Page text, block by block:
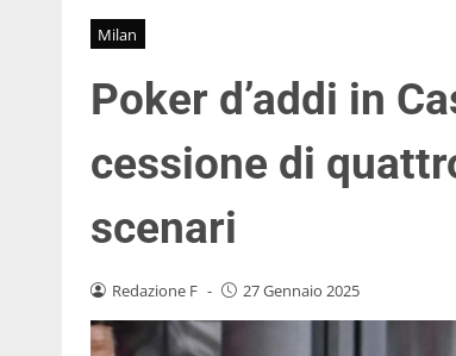
Milan
Poker d’addi in
cessione di
scenari
Redazione F - 27 Gennaio 2025